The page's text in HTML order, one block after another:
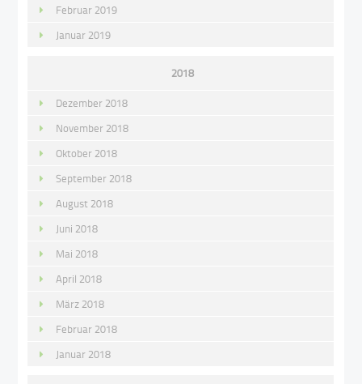
Februar 2019
Januar 2019
2018
Dezember 2018
November 2018
Oktober 2018
September 2018
August 2018
Juni 2018
Mai 2018
April 2018
März 2018
Februar 2018
Januar 2018